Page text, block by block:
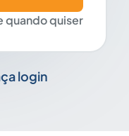
quando quiser
login